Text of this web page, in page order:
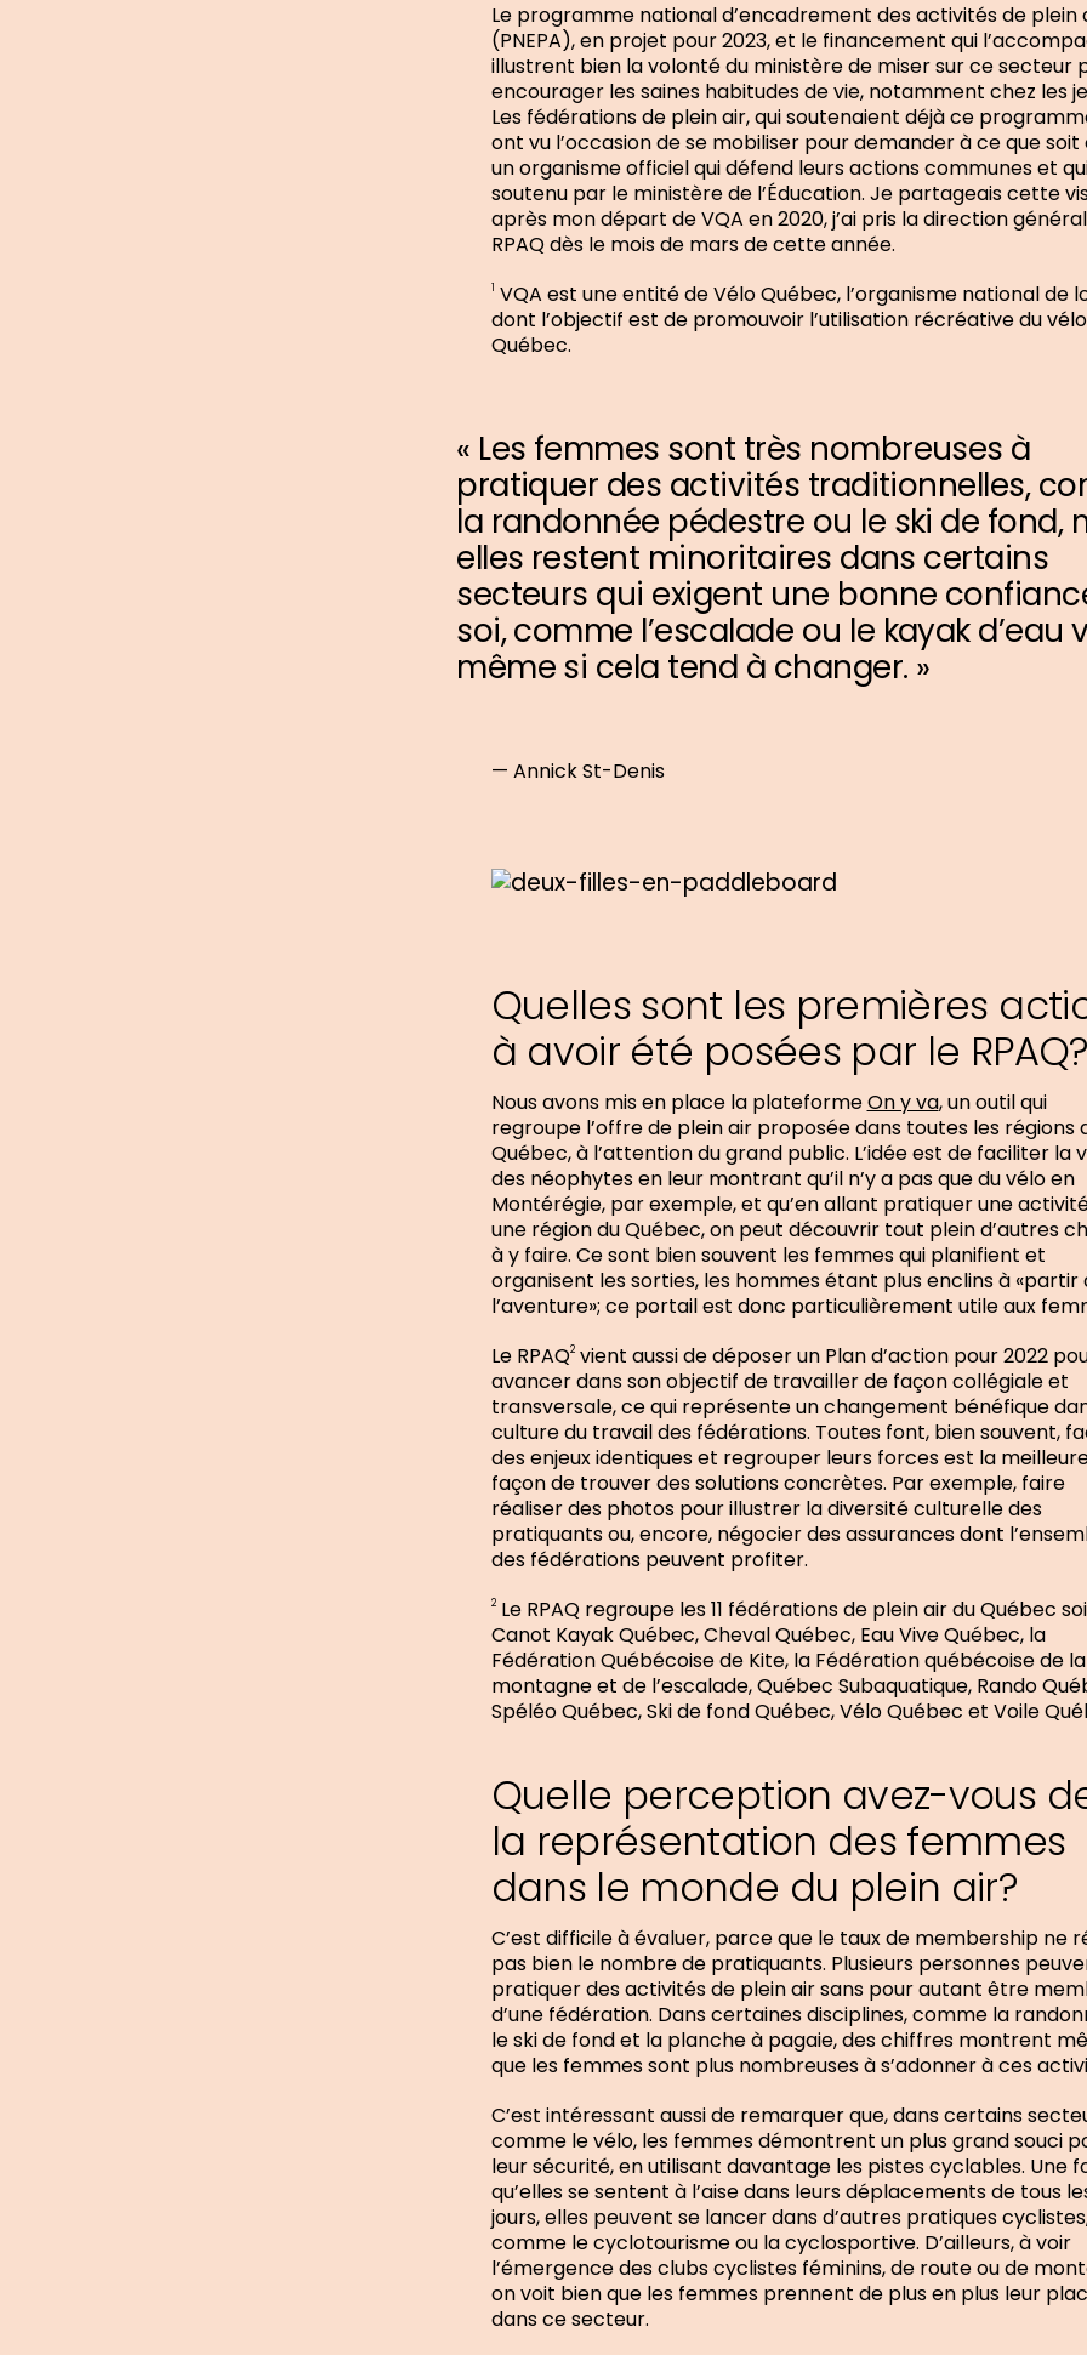
Le programme national d’encadrement des activités de plein
(PNEPA), en projet pour 2023, et le financement qui
illustrent bien la volonté du ministère de miser sur ce secteur
encourager les saines habitudes de vie, notamment chez les
Les fédérations de plein air, qui soutenaient déjà ce
ont vu l’occasion de se mobiliser pour demander à ce que
un organisme officiel qui défend leurs actions communes et
soutenu par le ministère de l’Éducation. Je partageais cette
après mon départ de VQA en 2020, j’ai pris la direction
RPAQ dès le mois de mars de cette année.
1 VQA est une entité de Vélo Québec, l’organisme national de
dont l’objectif est de promouvoir l’utilisation récréative du
Québec.
« Les femmes sont très nombreuses à
pratiquer des activités traditionnelles,
la randonnée pédestre ou le ski de fond,
elles restent minoritaires dans certains
secteurs qui exigent une bonne
soi, comme l’escalade ou le kayak d’eau
même si cela tend à changer. »
— Annick St-Denis
Quelles sont les premières
à avoir été posées par le RPAQ?
Nous avons mis en place la plateformeOn y va, un outil qui
regroupe l’offre de plein air proposée dans toutes les régions
Québec, à l’attention du grand public. L’idée est de faciliter la
des néophytes en leur montrant qu’il n’y a pas que du vélo en
Montérégie, par exemple, et qu’en allant pratiquer une
une région du Québec, on peut découvrir tout plein d’autres
à y faire. Ce sont bien souvent les femmes qui planifient et
organisent les sorties, les hommes étant plus enclins à «partir
l’aventure»; ce portail est donc particulièrement utile aux
Le RPAQ2vient aussi de déposer un Plan d’action pour 2022
avancer dans son objectif de travailler de façon collégiale et
transversale, ce qui représente un changement bénéfique
culture du travail des fédérations. Toutes font, bien souvent,
des enjeux identiques et regrouper leurs forces est la
façon de trouver des solutions concrètes. Par exemple, faire
réaliser des photos pour illustrer la diversité culturelle des
pratiquants ou, encore, négocier des assurances dont
des fédérations peuvent profiter.
2Le RPAQ regroupe les 11 fédérations de plein air du Québec
Canot Kayak Québec, Cheval Québec, Eau Vive Québec, la
Fédération Québécoise de Kite, la Fédération québécoise de la
montagne et de l’escalade, Québec Subaquatique, Rando
Spéléo Québec, Ski de fond Québec, Vélo Québec et Voile
Quelle perception avez-vous
la représentation des femmes
dans le monde du plein air?
C’est difficile à évaluer, parce que le taux de membership ne
pas bien le nombre de pratiquants. Plusieurs personnes
pratiquer des activités de plein air sans pour autant être
d’une fédération. Dans certaines disciplines, comme la
le ski de fond et la planche à pagaie, des chiffres montrent
que les femmes sont plus nombreuses à s’adonner à ces
C’est intéressant aussi de remarquer que, dans certains
comme le vélo, les femmes démontrent un plus grand souci
leur sécurité, en utilisant davantage les pistes cyclables. Une
qu’elles se sentent à l’aise dans leurs déplacements de tous
jours, elles peuvent se lancer dans d’autres pratiques
comme le cyclotourisme ou la cyclosportive. D’ailleurs, à voir
l’émergence des clubs cyclistes féminins, de route ou de
on voit bien que les femmes prennent de plus en plus leur
dans ce secteur.